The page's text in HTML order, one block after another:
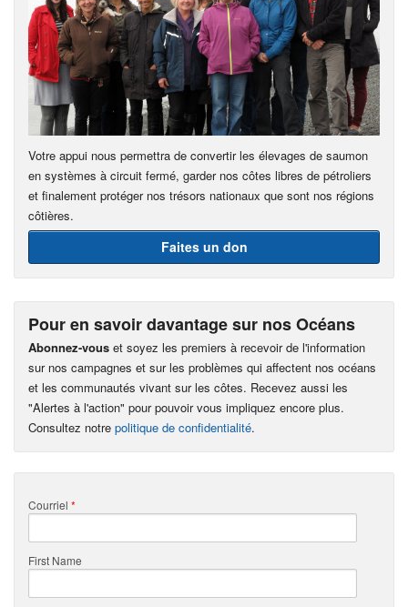
Votre appui nous permettra de convertir les élevages de saumon
en systèmes à circuit fermé, garder nos côtes libres de pétroliers
et finalement protéger nos trésors nationaux que sont nos régions
côtières.
Faites un don
Pour en savoir davantage sur nos Océans
Abonnez-vous et soyez les premiers à recevoir de l'information
sur nos campagnes et sur les problèmes qui affectent nos océans
et les communautés vivant sur les côtes. Recevez aussi les
"Alertes à l'action" pour pouvoir vous impliquez encore plus.
Consultez notre politique de confidentialité.
Courriel *
First Name